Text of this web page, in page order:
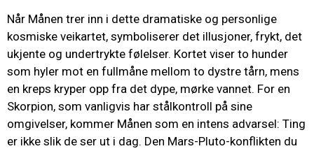
Når Månen trer inn i dette dramatiske og personlige
kosmiske veikartet, symboliserer det illusjoner, frykt, det
ukjente og undertrykte følelser. Kortet viser to hunder
som hyler mot en fullmåne mellom to dystre tårn, mens
en kreps kryper opp fra det dype, mørke vannet. For en
Skorpion, som vanligvis har stålkontroll på sine
omgivelser, kommer Månen som en intens advarsel: Ting
er ikke slik de ser ut i dag. Den Mars-Pluto-konflikten du